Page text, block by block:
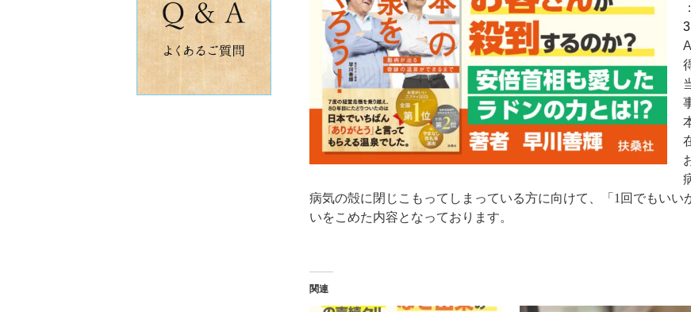
3
病気の殻に閉じこもってしまっている方に向けて、「1回でもい
いをこめた内容となっております。
関連